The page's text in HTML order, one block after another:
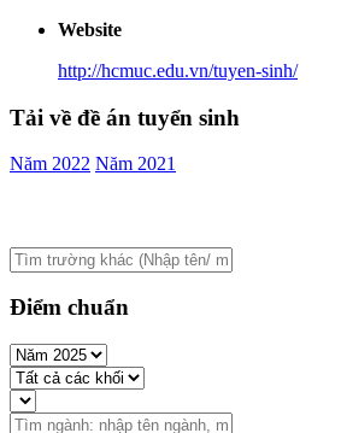
Website
http://hcmuc.edu.vn/tuyen-sinh/
Tải về đề án tuyển sinh
Năm 2022 Năm 2021
Điểm chuẩn